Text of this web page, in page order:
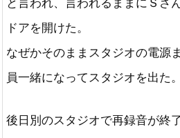
と言われ、言われるままにＳさ
ドアを開けた。
なぜかそのままスタジオの電源
員一緒になってスタジオを出た。
後日別のスタジオで再録音が終